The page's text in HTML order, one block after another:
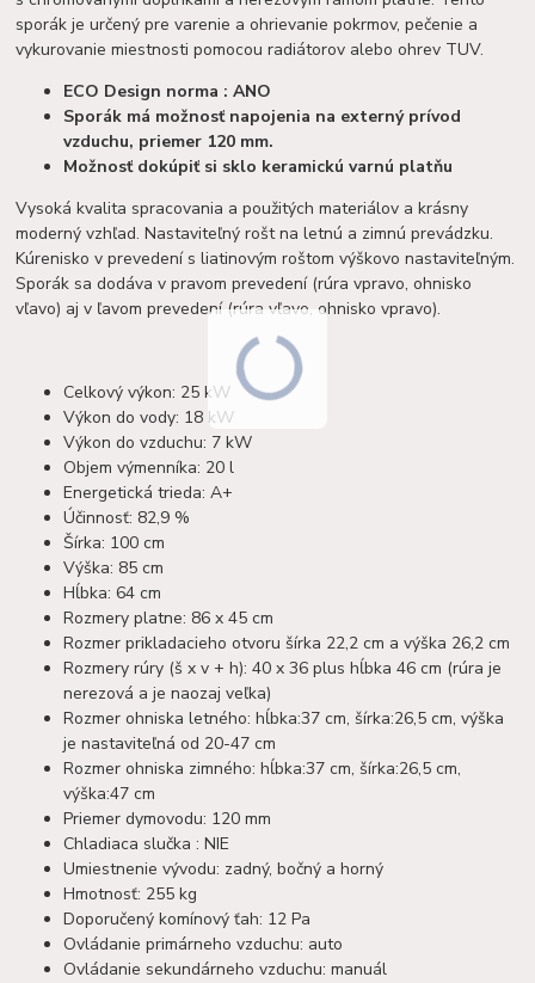
sporák je určený pre varenie a ohrievanie pokrmov, pečenie a
vykurovanie miestnosti pomocou radiátorov alebo ohrev TUV.
ECO Design norma : ANO
Sporák má možnosť napojenia na externý prívod
vzduchu, priemer 120 mm.
Možnosť dokúpiť si sklo keramickú varnú platňu
Vysoká kvalita spracovania a použitých materiálov a krásny
moderný vzhľad. Nastaviteľný rošt na letnú a zimnú prevádzku.
Kúrenisko v prevedení s liatinovým roštom výškovo nastaviteľným.
Sporák sa dodáva v pravom prevedení (rúra vpravo, ohnisko
vľavo) aj v ľavom prevedení (rúra vľavo, ohnisko vpravo).
Celkový výkon: 25 kW
Výkon do vody: 18 kW
Výkon do vzduchu: 7 kW
Objem výmenníka: 20 l
Energetická trieda: A+
Účinnosť: 82,9 %
Šírka: 100 cm
Výška: 85 cm
Hĺbka: 64 cm
Rozmery platne: 86 x 45 cm
Rozmer prikladacieho otvoru šírka 22,2 cm a výška 26,2 cm
Rozmery rúry (š x v + h): 40 x 36 plus hĺbka 46 cm (rúra je
nerezová a je naozaj veľka)
Rozmer ohniska letného: hĺbka:37 cm, šírka:26,5 cm, výška
je nastaviteľná od 20-47 cm
Rozmer ohniska zimného: hĺbka:37 cm, šírka:26,5 cm,
výška:47 cm
Priemer dymovodu: 120 mm
Chladiaca slučka : NIE
Umiestnenie vývodu: zadný, bočný a horný
Hmotnosť: 255 kg
Doporučený komínový ťah: 12 Pa
Ovládanie primárneho vzduchu: auto
Ovládanie sekundárneho vzduchu: manuál